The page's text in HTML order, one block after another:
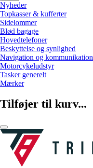
Nyheder
Topkasser & kufferter
Sidelommer
Blød bagage
Hovedtelefoner
Beskyttelse og synlighed
Navigation og kommunikation
Motorcykeludstyr
Tasker generelt
Mærker
Tilføjer til kurv...